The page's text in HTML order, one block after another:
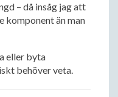
– då insåg jag att
komponent än man
eller byta
behöver veta.